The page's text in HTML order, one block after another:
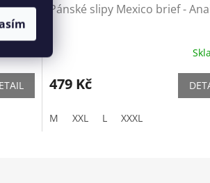
Pánské slipy Mexico brief -
479 Kč
M XXL L XXXL